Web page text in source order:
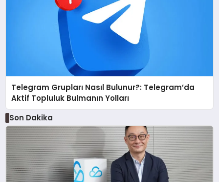
Telegram Grupları Nasıl Bulunur?: Telegram’da
Aktif Topluluk Bulmanın Yolları
Son Dakika